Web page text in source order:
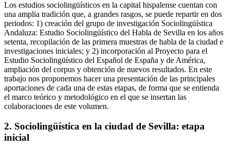
Los estudios sociolingüísticos en la capital hispalense cuentan con
una amplia tradición que, a grandes rasgos, se puede repartir en dos
periodos: 1) creación del grupo de investigación Sociolingüística
Andaluza: Estudio Sociolingüístico del Habla de Sevilla en los años
setenta, recopilación de las primera muestras de habla de la ciudad e
investigaciones iniciales; y 2) incorporación al Proyecto para el
Estudio Sociolingüístico del Español de España y de América,
ampliación del corpus y obtención de nuevos resultados. En este
trabajo nos proponemos hacer una presentación de las principales
aportaciones de cada una de estas etapas, de forma que se entienda
el marco teórico y metodológico en el que se insertan las
colaboraciones de este volumen.
2. Sociolingüística en la ciudad de Sevilla: etapa
inicial